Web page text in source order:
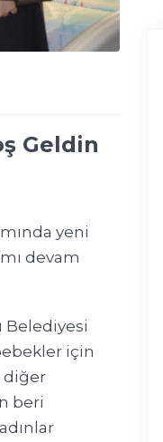
Geldin
yeni
devam
Belediyesi
için
diğer
beri